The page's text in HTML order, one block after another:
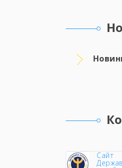
Сайт